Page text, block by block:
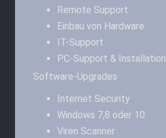
Remote Support
Einbau von Hardware
IT-Support
PC-Support & Installation
Software-Upgrades
Internet Security
Windows 7,8 oder 10
Viren Scanner